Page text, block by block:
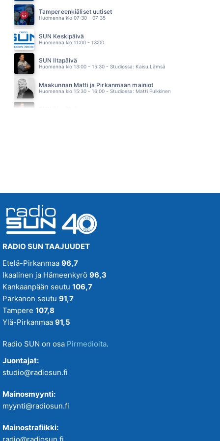
DASHA
11.04
KUNINGASIDEA
10.56
VESTERINEN YHTYEINEEN
10.52
JUSSI & THE BOYS
10.49
Tampereenkiäliset uutiset
Huomenna klo 07:30 - 07:35
SUN Keskipäivä
Huomenna klo 11:00 - 13:00
SUN Iltapäivä
Huomenna klo 13:00 - 15:30 - Studiossa: Kaisu Lämsä
Maakunnan Matti ja Pirkanmaan mainiot
Huomenna klo 15:30 - 16:00 - Studiossa: Matti Pulkkinen
RADIO SUN TAAJUUDET
Etelä-Pirkanmaa 96,7
Ikaalinen ja Hämeenkyrö 96,3
Kankaanpään seutu 106,7
Parkanon seutu 91,7
Tampere 107,8
Ylä-Pirkanmaa 91,5
Radio SUN on osa Pirmedioita.
Juontajat:
studio@radiosun.fi
Mainosmyynti:
myynti@radiosun.fi
Mainostrafiikki: